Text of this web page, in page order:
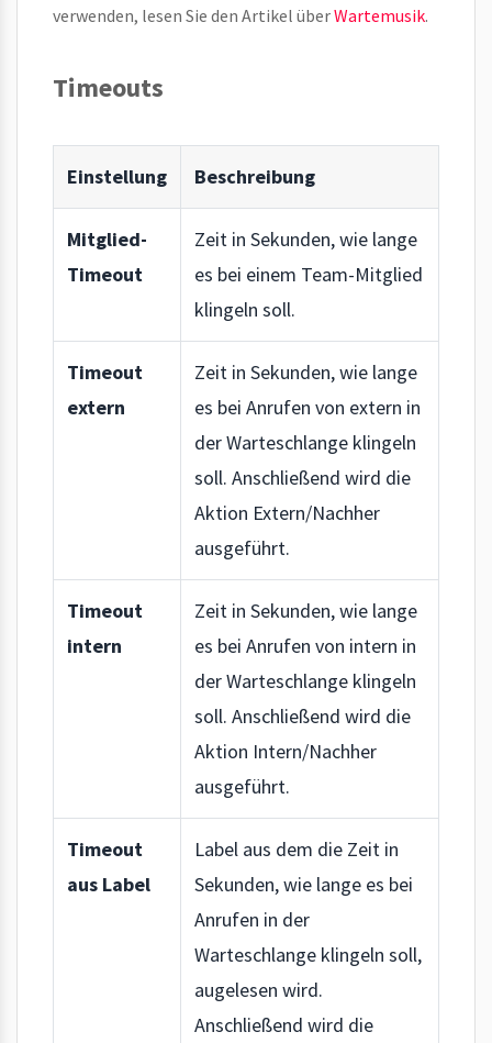
verwenden, lesen Sie den Artikel überWartemusik.
Timeouts
Einstellung Beschreibung
Mitglied-
Timeout
Zeit in Sekunden, wie lange
es bei einem Team-Mitglied
klingeln soll.
Timeout
extern
Zeit in Sekunden, wie lange
es bei Anrufen von extern in
der Warteschlange klingeln
soll. Anschließend wird die
Aktion Extern/Nachher
ausgeführt.
Timeout
intern
Zeit in Sekunden, wie lange
es bei Anrufen von intern in
der Warteschlange klingeln
soll. Anschließend wird die
Aktion Intern/Nachher
ausgeführt.
Timeout
aus Label
Label aus dem die Zeit in
Sekunden, wie lange es bei
Anrufen in der
Warteschlange klingeln soll,
augelesen wird.
Anschließend wird die